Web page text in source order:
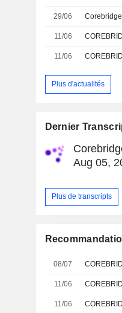
29/06
11/06
11/06
Plus d'actualités
Dernier
Aug 05,
Plus de transcripts
08/07
11/06
11/06